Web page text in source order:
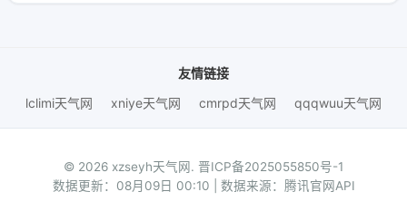
友情链接
lclimi天气网
xniye天气网 cmrpd天气网 qqqwuu天气网
© 2026 xzseyh天气网. 晋ICP备2025055850号-1
数据更新：08月09日 00:10 | 数据来源：腾讯官网API